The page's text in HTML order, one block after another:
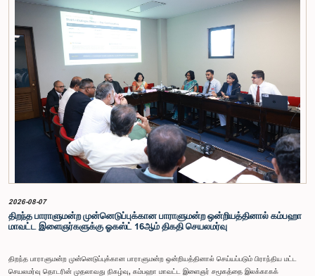
அமைப்புகள் ஆகியவற்றினால் சமர்ப்பிக்கப்பட்டுள்ள 31 முன்மொழிவுகளை அடிப்படையாகக் கொண்டு
தேர்தல் சீர்திருத்தங்கள் தொடர்பாக விரிவான கலந்துரையாடல் இங்கு இடம்பெற்றது.உள்ளூராட்சி
மன்றத் தேர்தல் முறைக்காக கலப்பு தேர்தல் முறையை அறிமுகப்படுத்துதல், சிறு கட்சிகள் மற்றும்
சிறுபான்மை குழுக்களின் பிரதிநிதித்துவத்தை உறுதிப்படுத்துதல், பெண்களின் பிரதிநிதித்துவத்தை
மேம்படுத்துதல், மின்னணு வாக்களிப்பு முறையை அறிமுகப்படுத்துதல், முன்கூட்டியே வாக்களிக்கும்
வசதியை ஏற்படுத்துதல் உள்ளிட்ட பல்வேறு முன்மொழிவுகள் தொடர்பில் இக்கூட்டத்தில் விசேட கவனம்
செலுத்தப்பட்டது.மேலும், வெளிநாடுகளில் வாழும் இலங்கையர்களுக்கு வாக்களிக்கும் உரிமையை
வழங்குவது தொடர்பான முன்மொழிவுகளும் பரிசீலிக்கப்பட்டதுடன், அதற்குத் தேவையான சட்ட மற்றும்
நிர்வாக ஏற்பாடுகள் குறித்து மேலும் விரிவான ஆய்வு மேற்கொள்ள வேண்டியதன் அவசியமும்
வலியுறுத்தப்பட்டது.விசேட குழுவினால் நியமிக்கப்பட்டுள்ள நிபுணர் குழு, கிடைத்துள்ள 31
முன்மொழிவுகளையும் முந்தைய பாராளுமன்ற விசேட குழுக்களின் அறிக்கைகளையும் பகுப்பாய்வு
செய்து, நடைமுறைக்கு ஏற்ற பரிந்துரைகளைக் கொண்ட அறிக்கையொன்றைத் தயாரிக்கவுள்ளது.
அதனைத் தொடர்ந்து, அந்தப் பரிந்துரைகளை ஆராய்ந்து அடுத்தகட்ட நடவடிக்கைகளை முன்னெடுக்க
குழு தீர்மானித்தது.இக்கூட்டத்தில், குழு உறுப்பினரான அமைச்சர் கலாநிதி உபாலி பன்னிலகே மற்றும்
பாராளுமன்ற உறுப்பினர்களான ரவி கருணாநாயக்க, ருவந்திலக ஜயக்கொடி மற்றும் கதிரவேலு
சண்முகம் குகதாசன் ஆகியோர் கலந்துகொண்டனர்.
2026-08-07
திறந்த பாராளுமன்ற முன்னெடுப்புக்கான பாராளுமன்ற ஒன்றியத்தினால் கம்பஹா
மாவட்ட இளைஞர்களுக்கு ஓகஸ்ட் 16ஆம் திகதி செயலமர்வு
திறந்த பாராளுமன்ற முன்னெடுப்புக்கான பாராளுமன்ற ஒன்றியத்தினால் செய்யப்படும் பிராந்திய மட்ட
செயலமர்வு தொடரின் முதலாவது நிகழ்வு, கம்பஹா மாவட்ட இளைஞர் சமூகத்தை இலக்காகக்